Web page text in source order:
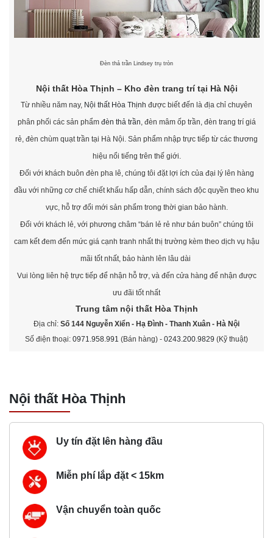
Đèn thả trần Lindsey trụ tròn
Nội thất Hòa Thịnh – Kho đèn trang trí tại Hà Nội
Từ nhiều năm nay, Nội thất Hòa Thịnh được biết đến là địa chỉ chuyên
phân phối các sản phẩm đèn thả trần, đèn mâm ốp trần, đèn trang trí giá
rẻ, đèn chùm quạt trần tại Hà Nội. Sản phẩm nhập trực tiếp từ các thương
hiệu nổi tiếng trên thế giới.
Đối với khách buôn đèn pha lê, chúng tôi đặt lợi ích của đại lý lên hàng
đầu với những cơ chế chiết khấu hấp dẫn, chính sách độc quyền theo khu
vực, hỗ trợ đổi mới sản phẩm trong thời gian bảo hành.
Đối với khách lẻ, với phương châm “bán lẻ rẻ như bán buôn” chúng tôi
cam kết đem đến mức giá cạnh tranh nhất thị trường kèm theo dịch vụ hậu
mãi tốt nhất, bảo hành lên lâu dài
Vui lòng liên hệ trực tiếp để nhận hỗ trợ, và đến cửa hàng để nhận được
ưu đãi tốt nhất
Trung tâm nội thất Hòa Thịnh
Địa chỉ: Số 144 Nguyễn Xiển - Hạ Đình - Thanh Xuân - Hà Nội
Số điện thoại: 0971.958.991 (Bán hàng) - 0243.200.9829 (Kỹ thuật)
Nội thất Hòa Thịnh
Uy tín đặt lên hàng đầu
Miễn phí lắp đặt < 15km
Vận chuyển toàn quốc